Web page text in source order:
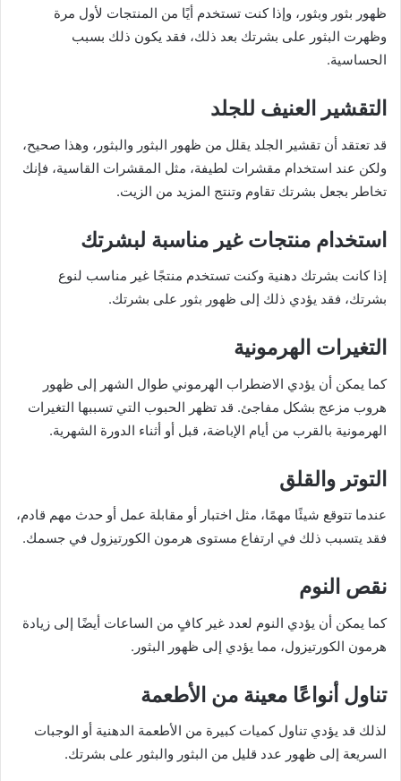
ظهور بثور وبثور، وإذا كنت تستخدم أيًا من المنتجات لأول مرة
وظهرت البثور على بشرتك بعد ذلك، فقد يكون ذلك بسبب
الحساسية.
التقشير العنيف للجلد
قد تعتقد أن تقشير الجلد يقلل من ظهور البثور والبثور، وهذا صحيح،
ولكن عند استخدام مقشرات لطيفة، مثل المقشرات القاسية، فإنك
تخاطر بجعل بشرتك تقاوم وتنتج المزيد من الزيت.
استخدام منتجات غير مناسبة لبشرتك
إذا كانت بشرتك دهنية وكنت تستخدم منتجًا غير مناسب لنوع
بشرتك، فقد يؤدي ذلك إلى ظهور بثور على بشرتك.
التغيرات الهرمونية
كما يمكن أن يؤدي الاضطراب الهرموني طوال الشهر إلى ظهور
هروب مزعج بشكل مفاجئ. قد تظهر الحبوب التي تسببها التغيرات
الهرمونية بالقرب من أيام الإباضة، قبل أو أثناء الدورة الشهرية.
التوتر والقلق
عندما تتوقع شيئًا مهمًا، مثل اختبار أو مقابلة عمل أو حدث مهم قادم،
فقد يتسبب ذلك في ارتفاع مستوى هرمون الكورتيزول في جسمك.
نقص النوم
كما يمكن أن يؤدي النوم لعدد غير كافٍ من الساعات أيضًا إلى زيادة
هرمون الكورتيزول، مما يؤدي إلى ظهور البثور.
تناول أنواعًا معينة من الأطعمة
لذلك قد يؤدي تناول كميات كبيرة من الأطعمة الدهنية أو الوجبات
السريعة إلى ظهور عدد قليل من البثور والبثور على بشرتك.